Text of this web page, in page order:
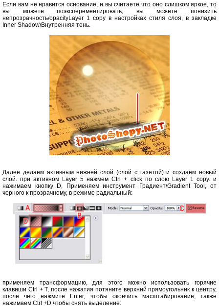
Если вам не нравится основание, и вы считаете что оно слишком яркое, то
вы можете поэксперементировать, вы можете понизить
непрозрачность/opacityLayer 1 copy в настройках стиля слоя, в закладке
Inner Shadow\Внутренняя тень.
Далее делаем активным нижней слой (слой с газетой) и создаем новый
слой. при активном Layer 5 нажмем Ctrl + click по слою Layer 1 copy. и
нажимаем кнопку D, Применяем инструмент Градиент\Gradient Tool, от
черного к прозрачному, в режиме радиальный:
применяем трансформацию, для этого можно использовать горячие
клавиши Ctrl + T, после нажатия потяните верхний прямоугольник к центру,
после чего нажмите Enter, чтобы окончить масштабирование, также
нажимаем Ctrl +D чтобы снять выделение: